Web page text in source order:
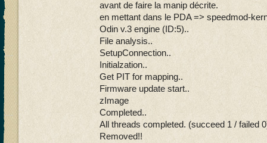
avant de faire la manip décrite.
en mettant dans le PDA => speedmod-
Odin v.3 engine (ID:5)..
File analysis..
SetupConnection..
Initialzation..
Get PIT for mapping..
Firmware update start..
zImage
Completed..
All threads completed. (succeed 1 / failed
Removed!!